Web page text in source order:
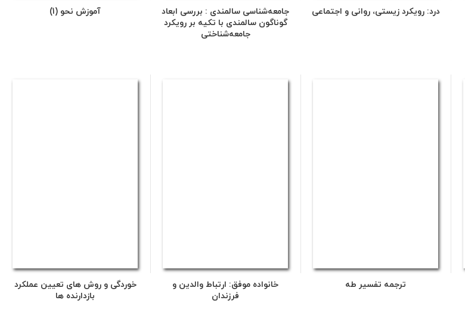
درد: رویکرد زیستی، روانی و اجتماعی
جامعه‌شناسی سالمندی : بررسی ابعاد
گوناگون سالمندی با تکیه بر رویکرد
جامعه‌شناختی
آموزش نحو (1)
ترجمه تفسیر طه
خانواده موفق: ارتباط والدین و
فرزندان
خوردگی و روش های تعیین عملکرد
بازدارنده ها